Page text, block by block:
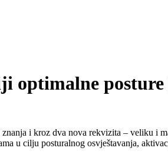
optimalne
i kroz dva nova rekvizita – veliku i
u cilju posturalnog osvještavanja,